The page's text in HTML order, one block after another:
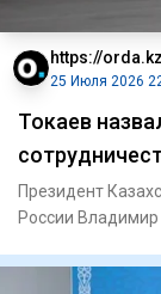
https://orda.kz
25 Июля 2026
Токаев
Президент
России Владимир